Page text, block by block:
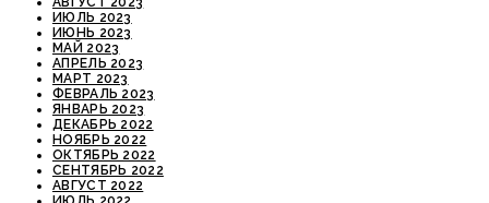
ИЮЛЬ 2023
ИЮНЬ 2023
МАЙ 2023
АПРЕЛЬ 2023
МАРТ 2023
ФЕВРАЛЬ 2023
ЯНВАРЬ 2023
ДЕКАБРЬ 2022
НОЯБРЬ 2022
ОКТЯБРЬ 2022
СЕНТЯБРЬ 2022
АВГУСТ 2022